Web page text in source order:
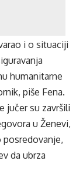
i o situaciji
humanitarne
piše Fena.
jučer su završili
u Ženevi,
posredovanje,
da ubrza